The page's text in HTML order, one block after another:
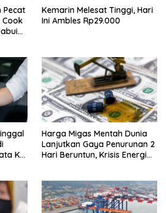
Pecat
Cook
Kemarin Melesat Tinggi, Hari
Ini Ambles Rp29.000
Ke
Harga Migas Mentah Dunia
Lanjutkan Gaya Penurunan 2
Hari Beruntun, Krisis Energi